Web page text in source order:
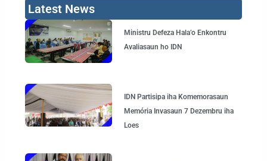
Latest News
Ministru Defeza Hala’o Enkontru
Avaliasaun ho IDN
IDN Partisipa iha Komemorasaun
Memória Invasaun 7 Dezembru iha
Loes
Page